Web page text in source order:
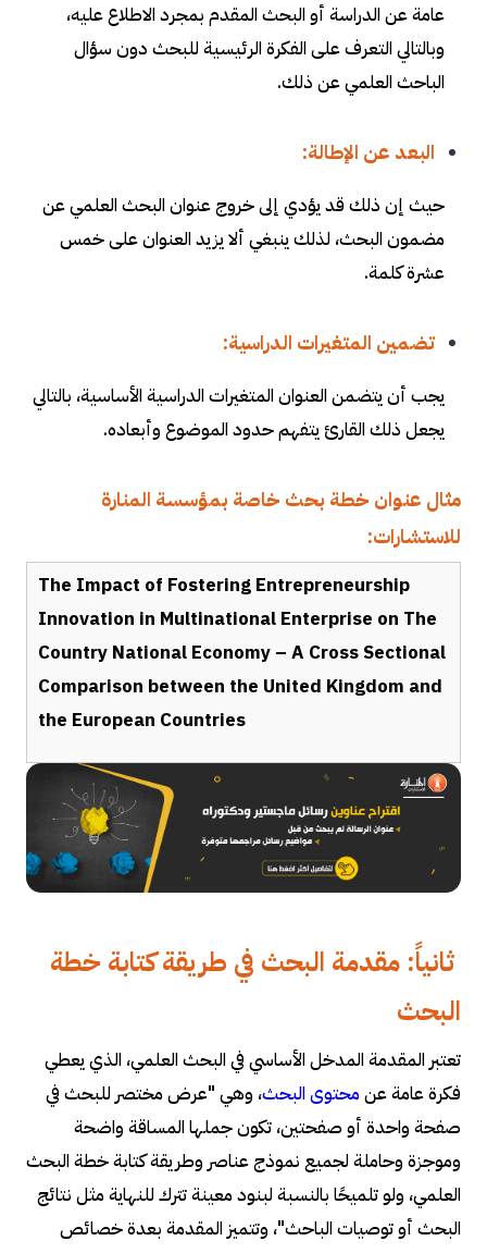
عامة عن الدراسة أو البحث المقدم بمجرد الاطلاع عليه،
وبالتالي التعرف على الفكرة الرئيسية للبحث دون سؤال
الباحث العلمي عن ذلك.
البعد عن الإطالة:
حيث إن ذلك قد يؤدي إلى خروج عنوان البحث العلمي عن
مضمون البحث، لذلك ينبغي ألا يزيد العنوان على خمس
عشرة كلمة.
تضمين المتغيرات الدراسية:
يجب أن يتضمن العنوان المتغيرات الدراسية الأساسية، بالتالي
يجعل ذلك القارئ يتفهم حدود الموضوع وأبعاده.
مثال عنوان خطة بحث خاصة بمؤسسة المنارة
للاستشارات:
The Impact of Fostering Entrepreneurship
Innovation in Multinational Enterprise on The
Country National Economy – A Cross Sectional
Comparison between the United Kingdom and
the European Countries
ثانياً: مقدمة البحث في طريقة كتابة خطة
البحث
تعتبر المقدمة المدخل الأساسي في البحث العلمي، الذي يعطي
فكرة عامة عن محتوى البحث، وهي "عرض مختصر للبحث في
صفحة واحدة أو صفحتين، تكون جملها المساقة واضحة
وموجزة وحاملة لجميع نموذج عناصر وطريقة كتابة خطة البحث
العلمي، ولو تلميحًا بالنسبة لبنود معينة تترك للنهاية مثل نتائج
البحث أو توصيات الباحث"، وتتميز المقدمة بعدة خصائص